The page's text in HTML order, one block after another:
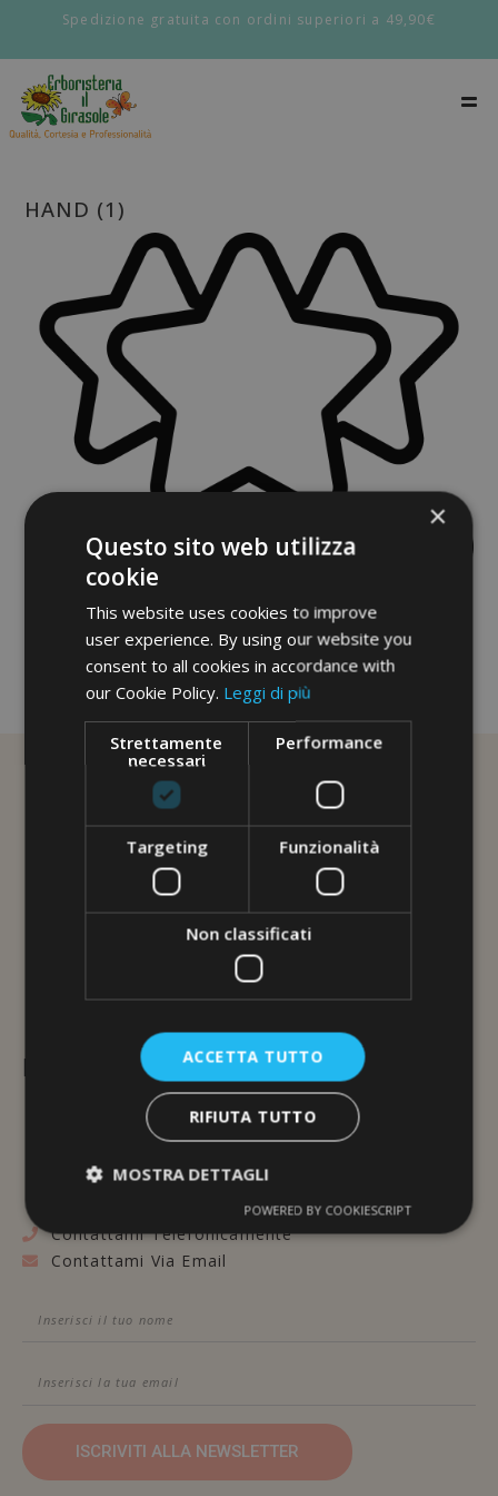
Spedizione gratuita con ordini superiori a 49,90€
HAND (1)
No image description ...
L'ERBORISTERIA
Via Brunelleschi, 117
48100 Ravenna
Contattami Telefonicamente
Contattami Via Email
ISCRIVITI ALLA NEWSLETTER
×
Questo sito web utilizza
cookie
This website uses cookies to improve
user experience. By using our website you
consent to all cookies in accordance with
our Cookie Policy. Leggi di più
Strettamente
necessari
Performance
Targeting Funzionalità
Non classificati
ACCETTA TUTTO
RIFIUTA TUTTO
MOSTRA DETTAGLI
POWERED BY COOKIESCRIPT